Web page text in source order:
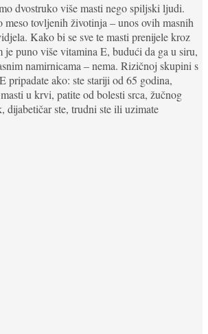
dvostruko više masti nego spiljski ljudi.
meso tovljenih životinja – unos ovih masnih
Kako bi se sve te masti prenijele kroz
je puno više vitamina E, budući da ga u siru,
namirnicama – nema. Rizičnoj skupini s
pripadate ako: ste stariji od 65 godina,
u krvi, patite od bolesti srca, žučnog
dijabetičar ste, trudni ste ili uzimate